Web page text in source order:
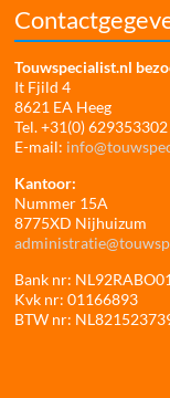
Touwspecialist.nl
It Fjild 4
8621 EA Heeg
Tel. +31(0) 629353302
E-mail:
Kantoor:
Nummer 15A
8775XD Nijhuizum
Bank nr:
Kvk nr: 01166893
BTW nr: